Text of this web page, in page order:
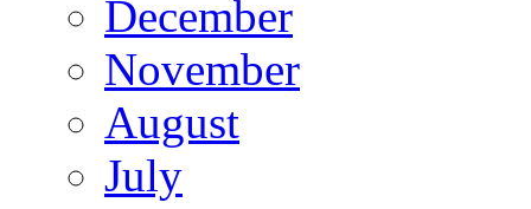
December
November
August
July